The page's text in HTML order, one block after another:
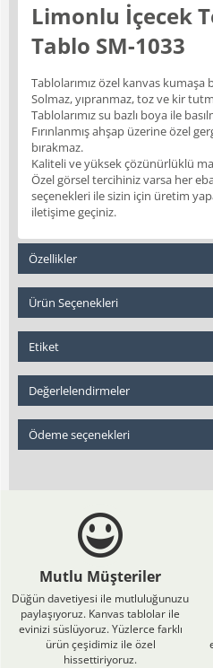
Limonlu İçecek
Tablo SM-1033
Tablolarımız özel kanvas kumaşa
Solmaz, yıpranmaz, toz ve kir
Tablolarımız su bazlı boya ile
Fırınlanmış ahşap üzerine özel
bırakmaz.
Kaliteli ve yüksek çözünürlüklü
Özel görsel tercihiniz varsa her
seçenekleri ile sizin için üretim
iletişime geçiniz.
Özellikler
Ürün Seçenekleri
Etiket
Değerlelendirmeler
Ödeme seçenekleri
Mutlu Müşteriler
Düğün davetiyesi ile mutluluğunuzu
paylaşıyoruz. Kanvas tablolar ile
evinizi süslüyoruz. Yüzlerce farklı
ürün çeşidimiz ile özel
hissettiriyoruz.